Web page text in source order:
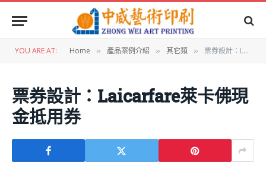
YOU ARE AT: Home » 產品案例介紹 » 其它類 » 票券設計：Laicarfare萊卡佛現金抵用券
票券設計：Laicarfare萊卡佛現
金抵用券